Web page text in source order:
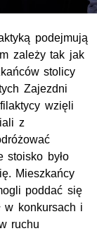
podejmują
zależy tak jak
stolicy
Zajezdni
wzięli
z
stoisko było
Mieszkańcy
poddać się
w konkursach i
ruchu